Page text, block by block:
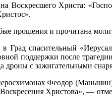
Воскресшего Христа:
прошения и прочитана
в Град спасительный
поддержки после
дроны с зажигательными
иеросхимонах Феодор
Христова», —